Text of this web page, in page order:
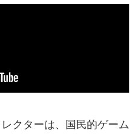
クターは、国民的ゲーム